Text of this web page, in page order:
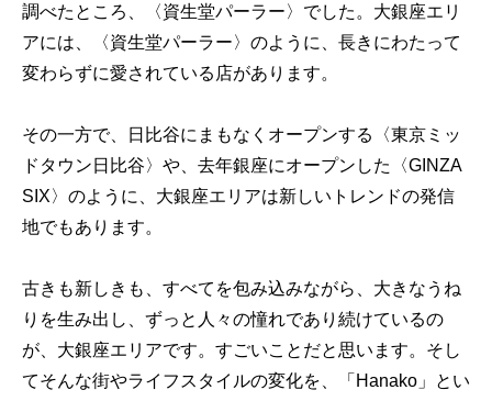
調べたところ、〈資生堂パーラー〉でした。大銀座エリ
アには、〈資生堂パーラー〉のように、長きにわたって
変わらずに愛されている店があります。
その一方で、日比谷にまもなくオープンする〈東京ミッ
ドタウン日比谷〉や、去年銀座にオープンした〈GINZA
SIX〉のように、大銀座エリアは新しいトレンドの発信
地でもあります。
古きも新しきも、すべてを包み込みながら、大きなうね
りを生み出し、ずっと人々の憧れであり続けているの
が、大銀座エリアです。すごいことだと思います。そし
てそんな街やライフスタイルの変化を、「Hanako」とい